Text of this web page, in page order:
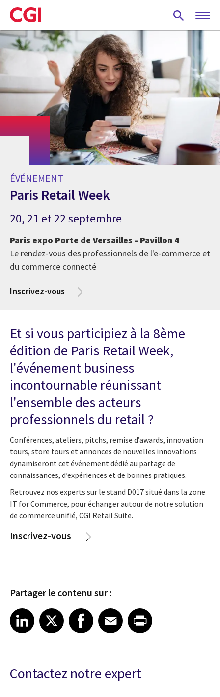
Skip
to
main
content
ÉVÉNEMENT
Paris Retail Week
20, 21 et 22 septembre
Paris expo Porte de Versailles - Pavillon 4
Le rendez-vous des professionnels de l'e-commerce et
du commerce connecté
Inscrivez-vous
Et si vous participiez à la 8ème
édition de Paris Retail Week,
l'événement business
incontournable réunissant
l'ensemble des acteurs
professionnels du retail ?
Conférences, ateliers, pitchs, remise d’awards, innovation
tours, store tours et annonces de nouvelles innovations
dynamiseront cet événement dédié au partage de
connaissances, d’expériences et de bonnes pratiques.
Retrouvez nos experts sur le stand D017situé dans la zone
IT for Commerce, pour échanger autour de notre solution
de commerce unifié, CGI Retail Suite.
Inscrivez-vous
Partager le contenu sur :
Share article on LinkedIn
LinkedIn
Share article on XShare article on Facebook
Facebook
Share article on Email
EmailShare article on Print
Contactez notre expert